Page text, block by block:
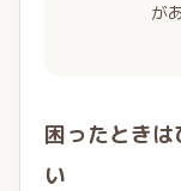
が
困ったとき
い